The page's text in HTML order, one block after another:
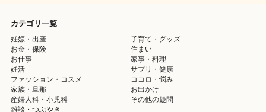
カテゴリ一覧
妊娠・出産
子育て・グッズ
お金・保険
住まい
お仕事
家事・料理
妊活
サプリ・健康
ファッション・コスメ
ココロ・悩み
家族・旦那
お出かけ
産婦人科・小児科
その他の疑問
雑談・つぶやき